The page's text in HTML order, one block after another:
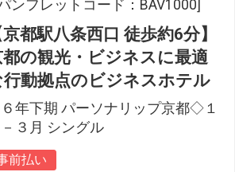
ンフレットコード：BAV1000]
京都駅八条西口 徒歩約6分】
都の観光・ビジネスに最適
行動拠点のビジネスホテル
６年下期 パーソナリップ京都◇１
－３月 シングル
前払い